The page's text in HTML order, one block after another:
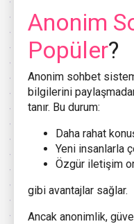
Anonim
Popüler?
Anonim sohbet
bilgilerini
tanır. Bu durum:
Daha rahat
Yeni insanlarla
Özgür iletişim
gibi avantajlar sağlar.
Ancak anonimlik,